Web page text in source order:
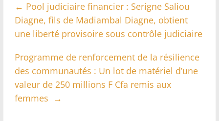
← Pool judiciaire financier : Serigne Saliou
Diagne, fils de Madiambal Diagne, obtient
une liberté provisoire sous contrôle judiciaire
Programme de renforcement de la résilience
des communautés : Un lot de matériel d’une
valeur de 250 millions F Cfa remis aux
femmes →